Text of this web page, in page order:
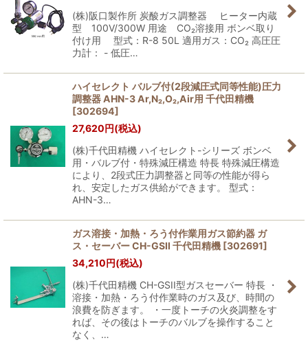
(株)阪口製作所 炭酸ガス調整器 ヒーター内蔵
型 100V/300W 用途 CO₂溶接用 ボンベ取り
付け用 型式：R-8 50L 適用ガス：CO₂ 高圧圧
力計： - 低圧…
ハイセレクト バルブ付(2段減圧式同等性能)圧力
調整器 AHN-3 Ar,N₂,O₂,Air用 千代田精機
[302694]
27,620円(税込)
(株)千代田精機 ハイセレクト-シリーズ ボンベ
用・バルブ付・特殊減圧構造 特長 特殊減圧構造
により、2段式圧力調整器と同等の性能が得ら
れ、安定したガス供給ができます。 型式：
AHN-3…
ガス溶接・加熱・ろう付作業用ガス節約器 ガ
ス・セーバー CH-GSII 千代田精機 [302691]
34,210円(税込)
(株)千代田精機 CH-GSII型ガスセーバー 特長 ・
溶接・加熱・ろう付作業時のガス及び、時間の
浪費を防ぎます。 ・一度トーチの火炎調整をす
れば、その後はトーチのバルブを操作すること
なく、…